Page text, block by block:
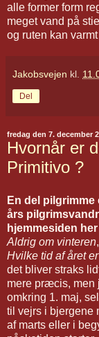
alle former form
meget vand på
og ruten kan
Jakobsvejen kl.
Del
fredag den 7. december
Hvornår er
Primitivo ?
En del
års
hjemmesiden
Aldrig om vinteren
Hvilke tid af året
det bliver straks
mere præcis, men
omkring 1. maj,
til vejrs i bjergene
af marts eller i